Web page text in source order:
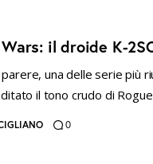
il droide K-
una delle serie più
il tono crudo di
0